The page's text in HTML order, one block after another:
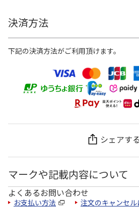
決済方法
下記の決済方法がご利用頂けます。
シェアする
マークや記載内容について
よくあるお問い合わせ
お支払い方法 注文のキャンセル